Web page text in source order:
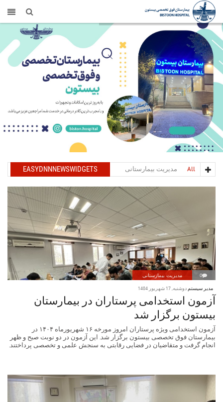
EASYDNNNEWSWIDGETS All مدیریت بیمارستانی
0 مدیریت بیمارستانی
مدیر سیستم دوشنبه, 17 شهریور 1404
آزمون استخدامی پرستاران در بیمارستان
بیستون برگزار شد
آزمون استخدامی ویژه پرستاران امروز مورخه ۱۶ شهریورماه ۱۴۰۴ در
بیمارستان فوق تخصصی بیستون برگزار شد. این آزمون در دو نوبت صبح و ظهر
انجام گرفت و متقاضیان در فضایی رقابتی به سنجش علمی و تخصصی پرداختند.